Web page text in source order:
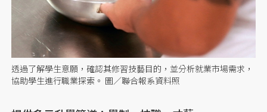
透過了解學生意願，確認其修習技藝目的，並分析就業市場需求，
協助學生進行職業探索。 圖／聯合報系資料照